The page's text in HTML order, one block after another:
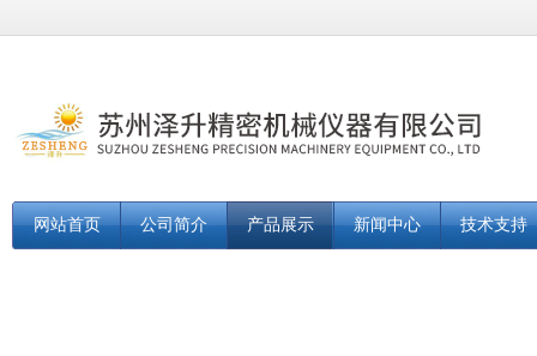
网站首页 公司简介 产品展示 新闻中心 技术支持